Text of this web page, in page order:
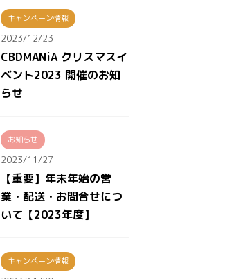
キャンペーン情報
2023/12/23
CBDMANiA クリスマスイ
ベント2023 開催のお知
らせ
お知らせ
2023/11/27
【重要】年末年始の営
業・配送・お問合せにつ
いて【2023年度】
キャンペーン情報